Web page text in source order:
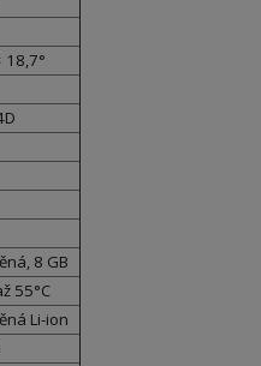
18,7°
8 GB
55°C
Li-ion